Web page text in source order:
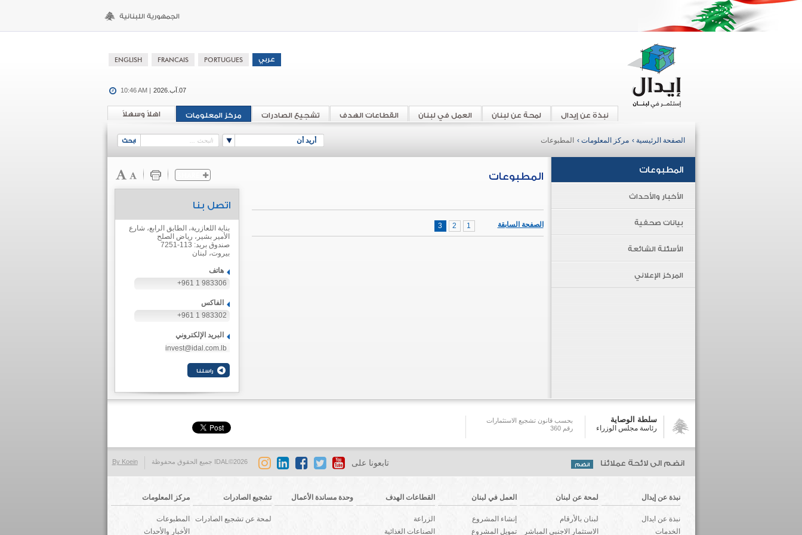
07.آب.2026 10:46 AM |
اهلاً وسهلاً مركز المعلومات تشجيع الصادرات القطاعات الهدف العمل في لبنان لمحة عن لبنان نبذة عن إيدال
أريد أن الصفحة الرئيسية › مركز المعلومات › المطبوعات
المطبوعات
الأخبار والأحداث
بيانات صحفية
الأسئلة الشائعة
المركز الإعلاني
المطبوعات
1
2
3 الصفحة السابقة
اتصل بنا
بناية اللعازرية، الطابق الرابع، شارع
الأمير بشير، رياض الصلح
صندوق بريد: 113-7251
بيروت، لبنان
هاتف
+961 1 983306
الفاكس
+961 1 983302
البريد الإلكتروني
invest@idal.com.lb
سلطة الوصاية
رئاسة مجلس الوزراء
بحسب قانون تشجيع الاستثمارات
رقم 360
By Koein IDAL©2026 جميع الحقوق محفوظة انضم الى لائحة عملائنا تابعونا على
نبذة عن إيدال
نبذة عن ايدال
الخدمات
لمحة عن لبنان
لبنان بالأرقام
الاستثمار الاجنبي المباشر
العمل في لبنان
إنشاء المشروع
تمويل المشروع
القطاعات الهدف
الزراعة
الصناعات الغذائية
وحدة مساندة الأعمال تشجيع الصادرات
لمحة عن تشجيع الصادرات
مركز المعلومات
المطبوعات
الأخبار والأحداث